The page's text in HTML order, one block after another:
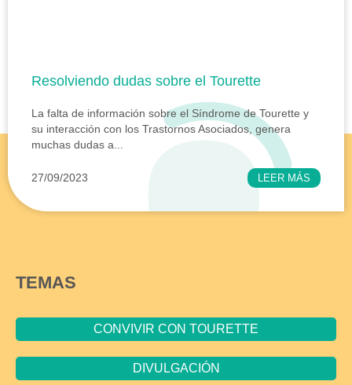
Resolviendo dudas sobre el Tourette
La falta de información sobre el Síndrome de Tourette y
su interacción con los Trastornos Asociados, genera
muchas dudas a...
27/09/2023 LEER MÁS
TEMAS
CONVIVIR CON TOURETTE
DIVULGACIÓN